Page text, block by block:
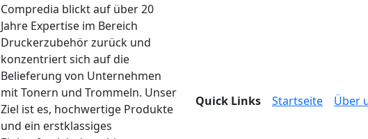
Compredia blickt auf über 20
Jahre Expertise im Bereich
Druckerzubehör zurück und
konzentriert sich auf die
Belieferung von Unternehmen
mit Tonern und Trommeln. Unser
Ziel ist es, hochwertige Produkte
und ein erstklassiges
Quick Links Startseite Über